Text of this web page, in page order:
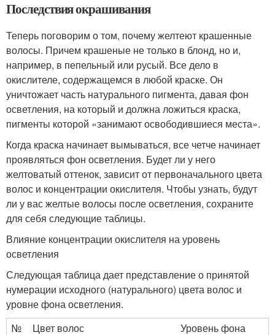
Последствия окрашивания
Теперь поговорим о том, почему желтеют крашенные
волосы. Причем крашеные не только в блонд, но и,
например, в пепельный или русый. Все дело в
окислителе, содержащемся в любой краске. Он
уничтожает часть натурального пигмента, давая фон
осветления, на который и должна ложиться краска,
пигменты которой «занимают освободившиеся места».
Когда краска начинает вымываться, все четче начинает
проявляться фон осветления. Будет ли у него
желтоватый оттенок, зависит от первоначального цвета
волос и концентрации окислителя. Чтобы узнать, будут
ли у вас желтые волосы после осветления, сохраните
для себя следующие таблицы.
Влияние концентрации окислителя на уровень
осветления
Следующая таблица дает представление о принятой
нумерации исходного (натурального) цвета волос и
уровне фона осветления.
№
Цвет волос
Уровень фона